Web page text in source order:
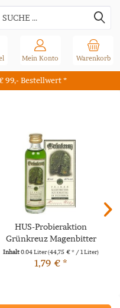
99,- Bestellwert *
Warenkorb
Mein Konto
HUS-Probieraktion
Grünkreuz Magenbitter
0,04l
Inhalt0.04 Liter(44,75 € * / 1 Liter)
1,79 € *